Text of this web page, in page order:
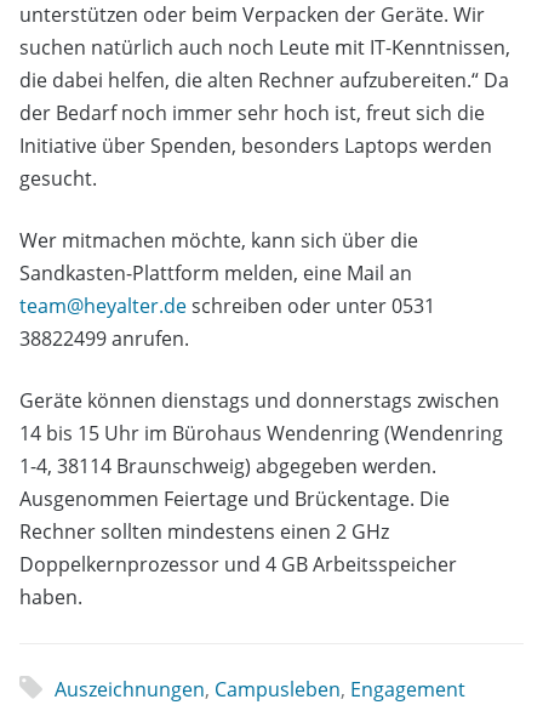
unterstützen oder beim Verpacken der Geräte. Wir
suchen natürlich auch noch Leute mit IT-Kenntnissen,
die dabei helfen, die alten Rechner aufzubereiten.“ Da
der Bedarf noch immer sehr hoch ist, freut sich die
Initiative über Spenden, besonders Laptops werden
gesucht.
Wer mitmachen möchte, kann sich über die
Sandkasten-Plattform melden, eine Mail an
team@heyalter.deschreiben oder unter 0531
38822499 anrufen.
Geräte können dienstags und donnerstags zwischen
14 bis 15 Uhr im Bürohaus Wendenring (Wendenring
1-4, 38114 Braunschweig) abgegeben werden.
Ausgenommen Feiertage und Brückentage. Die
Rechner sollten mindestens einen 2 GHz
Doppelkernprozessor und 4 GB Arbeitsspeicher
haben.
Auszeichnungen, Campusleben, Engagement